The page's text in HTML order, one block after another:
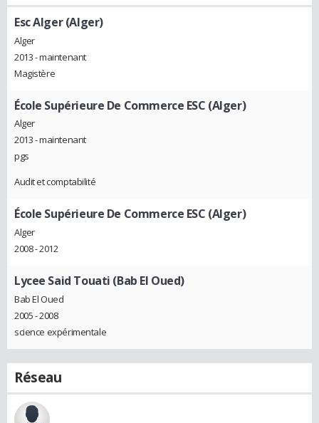
Esc Alger (Alger)
Alger
2013 - maintenant
Magistère
École Supérieure De Commerce ESC (Alger)
Alger
2013 - maintenant
pgs
Audit et comptabilité
École Supérieure De Commerce ESC (Alger)
Alger
2008 - 2012
Lycee Said Touati (Bab El Oued)
Bab El Oued
2005 - 2008
science expérimentale
Réseau